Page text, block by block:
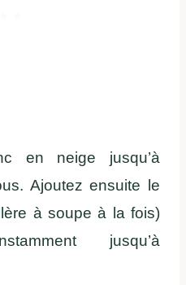
en neige jusqu’à
Ajoutez ensuite le
à soupe à la fois)
jusqu’à